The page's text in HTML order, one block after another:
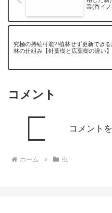
業(香イ
究極の持続可能?!植林せず更新でき
林の仕組み【針葉樹と広葉樹の違い】
コメント
コメント
ホーム 虫